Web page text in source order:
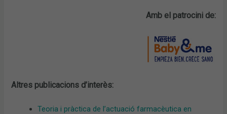
Amb el patrocini de:
Altres publicacions d’interès:
Teoria i pràctica de l’actuació farmacèutica en